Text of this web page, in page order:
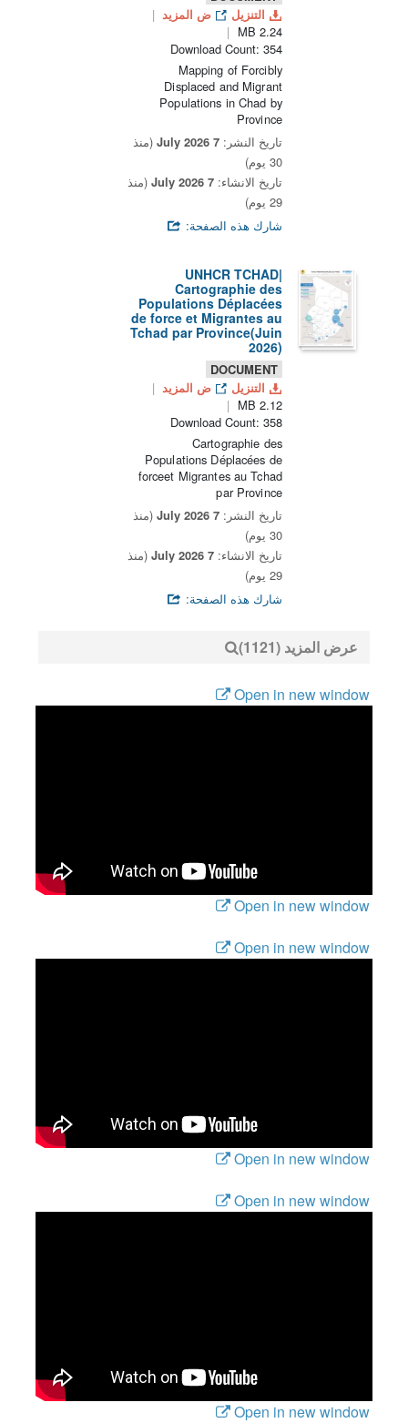
التنزيل
ض المزيد
2.24 MB
Download Count: 354
Mapping of Forcibly
Displaced and Migrant
Populations in Chad by
Province
تاريخ النشر: 7 July 2026
(منذ
30 يوم)
تاريخ الانشاء: 7 July 2026
(منذ
29 يوم)
شارك هذه الصفحة:
UNHCR TCHAD|
Cartographie des
Populations Déplacées
de force et Migrantes au
Tchad par Province(Juin
2026)
DOCUMENT
التنزيل
ض المزيد
2.12 MB
Download Count: 358
Cartographie des
Populations Déplacées de
forceet Migrantes au Tchad
par Province
تاريخ النشر: 7 July 2026
(منذ
30 يوم)
تاريخ الانشاء: 7 July 2026
(منذ
29 يوم)
شارك هذه الصفحة:
عرض المزيد (1121)
Open in new window
Open in new window
Open in new window
Open in new window
Open in new window
Open in new window